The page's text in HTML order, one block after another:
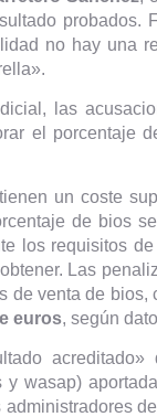
probados.
no hay una
las
el porcentaje
un coste
de bios
los requisitos
Las
de venta de
euros, según
y wasap)